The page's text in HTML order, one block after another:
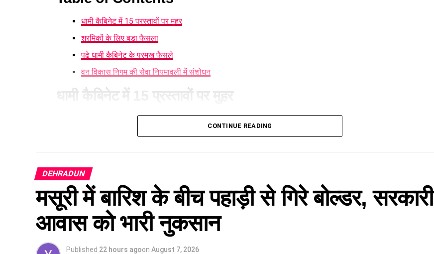
धामी कैबिनेट में 15 प्रस्तावों पर मुहर
श्रमिकों के लिए बड़ा फैसला
पढ़े धामी कैबिनेट के प्रमुख फैसले
वन विकास निगम की सेवा नियमावली में संशोधन
धामी कैबिनेट में 15 प्रस्तावों पर मुहर
आज हुई कैबिनेट की बैठक में 15 प्रस्तावों पर मुहर लगी है। कैबिनेट ने गोपालन योजना में सामान्य वर्ग को भी शामिल
करने का निर्णय लिया है। पात्र लोगों को सब्सिडी मिलेगी और वे गाय या भैंस खरीद सकेंगे।
श्रमिकों के लिए बड़ा फैसला
कैबिनेट ने
होगा। पुरुष और महिला कर्मचारियों को समान काम के लिए समान मजदूरी का प्रावधान भी किया गया है।
CONTINUE READING
DEHRADUN
मसूरी में बारिश के बीच पहाड़ी से गिरे बोल्डर, सरकारी
आवास को भारी नुकसान
Published 22 hours agoon August 7, 2026